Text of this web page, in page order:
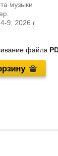
музыки
9; 2026 г.
файла